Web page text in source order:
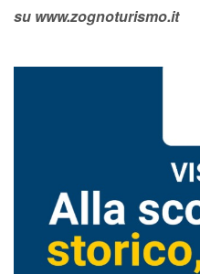
su www.zognoturismo.it